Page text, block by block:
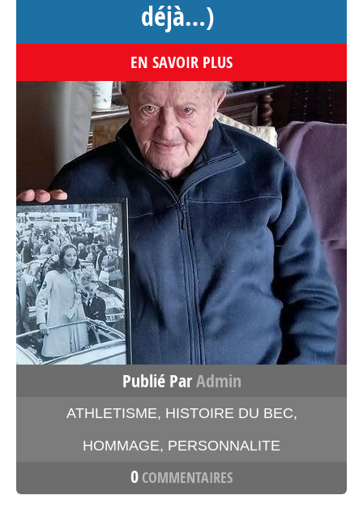
déjà…)
EN SAVOIR PLUS
Publié ParAdmin
ATHLETISME, HISTOIRE DU BEC,
HOMMAGE, PERSONNALITE
0 COMMENTAIRES